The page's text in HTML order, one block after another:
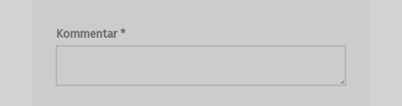
Kommentar *